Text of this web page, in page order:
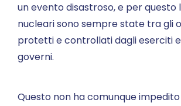
un evento disastroso, e per questo
nucleari sono sempre state tra gli
protetti e controllati dagli eserciti
governi.
Questo non ha comunque